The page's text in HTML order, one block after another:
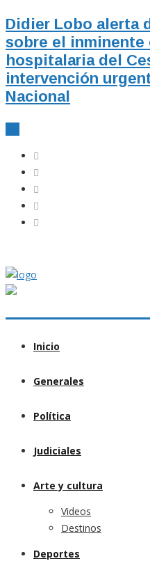
Didier Lobo alerta
sobre el inminente
hospitalaria del
intervención
Nacional
Inicio
Generales
Política
Judiciales
Arte y cultura
Videos
Destinos
Deportes